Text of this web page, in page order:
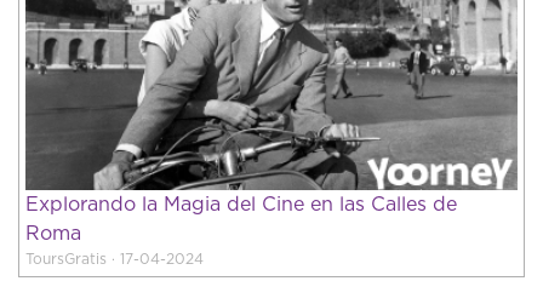
Explorando la Magia del Cine en las Calles de
Roma
ToursGratis · 17-04-2024